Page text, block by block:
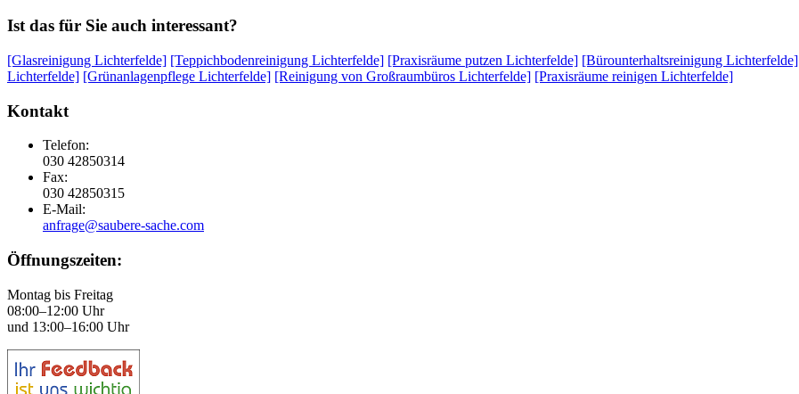
Ist das für Sie auch interessant?
[Glasreinigung Lichterfelde] [Teppichbodenreinigung Lichterfelde] [Praxisräume putzen Lichterfelde] [Bürounterhaltsreinigung Lichterfelde]
Lichterfelde] [Grünanlagenpflege Lichterfelde] [Reinigung von Großraumbüros Lichterfelde] [Praxisräume reinigen Lichterfelde]
Kontakt
Telefon:
030 42850314
Fax:
030 42850315
E-Mail:
anfrage@saubere-sache.com
Öffnungszeiten:
Montag bis Freitag
08:00–12:00 Uhr
und 13:00–16:00 Uhr